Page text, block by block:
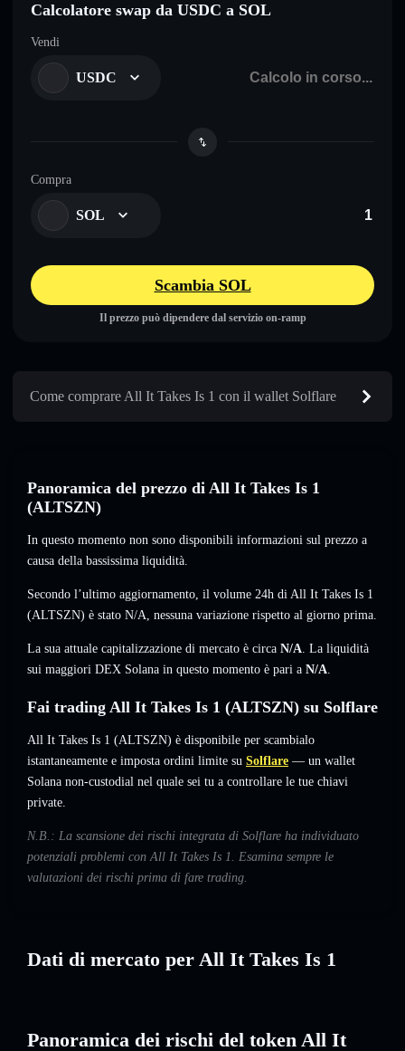
Calcolatore swap da USDC a SOL
Vendi
USDC
Compra
SOL
Scambia SOL
Il prezzo può dipendere dal servizio on-ramp
Come comprare All It Takes Is 1 con il wallet Solflare
Panoramica del prezzo di All It Takes Is 1
(ALTSZN)
In questo momento non sono disponibili informazioni sul prezzo a
causa della bassissima liquidità.
Secondo l’ultimo aggiornamento, il volume 24h di All It Takes Is 1
(ALTSZN) è stato N/A, nessuna variazione rispetto al giorno prima.
La sua attuale capitalizzazione di mercato è circa N/A. La liquidità
sui maggiori DEX Solana in questo momento è pari a N/A.
Fai trading All It Takes Is 1 (ALTSZN) su Solflare
All It Takes Is 1 (ALTSZN) è disponibile per scambialo
istantaneamente e imposta ordini limite su Solflare — un wallet
Solana non-custodial nel quale sei tu a controllare le tue chiavi
private.
N.B.: La scansione dei rischi integrata di Solflare ha individuato
potenziali problemi con All It Takes Is 1. Esamina sempre le
valutazioni dei rischi prima di fare trading.
Dati di mercato per All It Takes Is 1
Panoramica dei rischi del token All It